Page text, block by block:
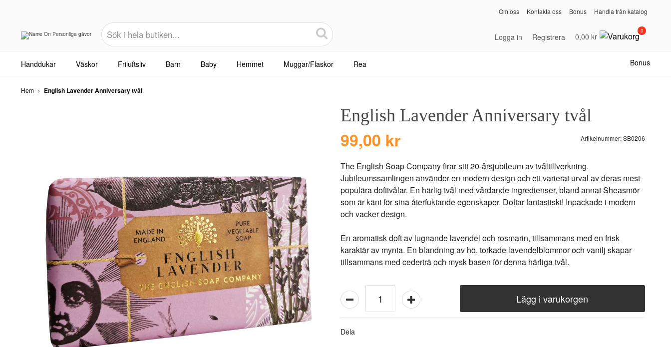
Om oss Kontakta oss Bonus Handla från katalog
Logga in Registrera 0,00 kr
0
Handdukar Väskor Friluftsliv Barn Baby Hemmet Muggar/Flaskor Rea Bonus
Hem › English Lavender Anniversary tvål
English Lavender Anniversary tvål
99,00 kr Artikelnummer:SB0206
The English Soap Company firar sitt 20-årsjubileum av tvåltillverkning.
Jubileumssamlingen använder en modern design och ett varierat urval av deras mest
populära dofttvålar. En härlig tvål med vårdande ingredienser, bland annat Sheasmör
som är känt för sina återfuktande egenskaper. Doftar fantastiskt! Inpackade i modern
och vacker design.
En aromatisk doft av lugnande lavendel och rosmarin, tillsammans med en frisk
karaktär av mynta. En blandning av hö, torkade lavendelblommor och vanilj skapar
tillsammans med cederträ och mysk basen för denna härliga tvål.
Lägg i varukorgen
Dela